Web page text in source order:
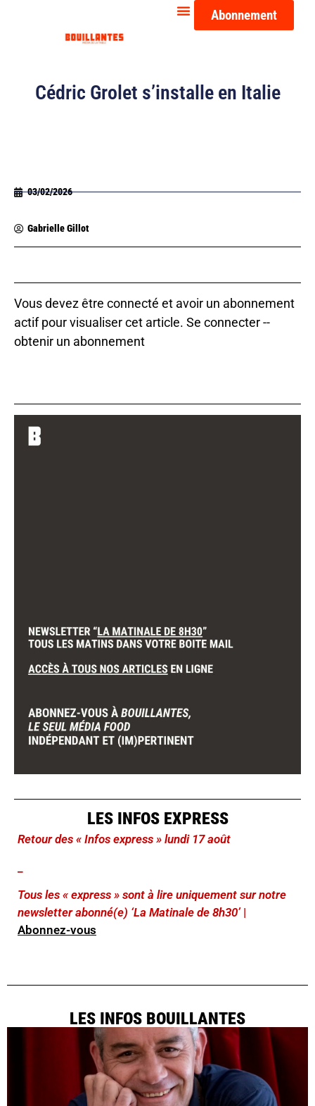
Abonnement
Cédric Grolet s’installe en Italie
03/02/2026
Gabrielle Gillot
Vous devez être connecté et avoir un abonnement
actif pour visualiser cet article. Se connecter--
obtenir un abonnement
LES INFOS EXPRESS
Retour des « Infos express » lundi 17 août
Tous les « express » sont à lire uniquement sur notre
newsletter abonné(e) ‘La Matinale de 8h30’ |
Abonnez-vous
LES INFOS BOUILLANTES